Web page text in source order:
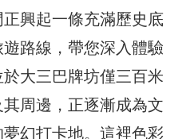
興起一條充滿歷史底
路線，帶您深入體驗
大三巴牌坊僅三百米
周邊，正逐漸成為文
幻打卡地。這裡色彩